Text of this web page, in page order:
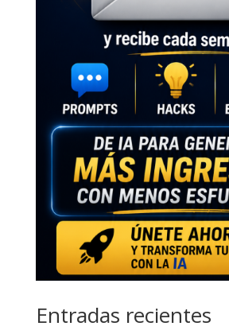
Entradas recientes